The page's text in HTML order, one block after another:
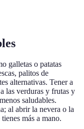
galletas o patatas
palitos de
alternativas. Tener a
las verduras y frutas y
saludables.
al abrir la nevera o la
más a mano.